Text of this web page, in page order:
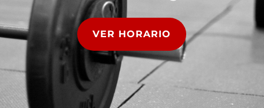
VER HORARIO